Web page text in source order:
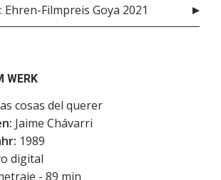
Filmpreis Goya 2021
WERK
cosas del querer
Jaime Chávarri
1989
digital
- 89 min